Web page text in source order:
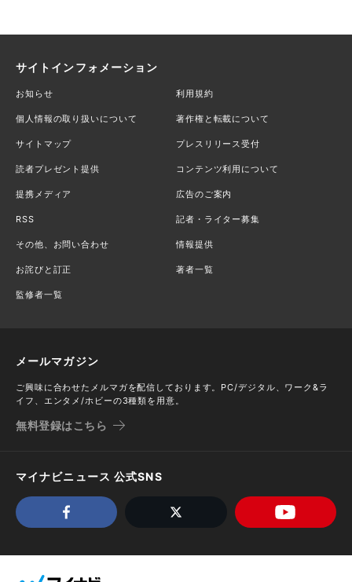
サイトインフォメーション
お知らせ 利用規約
個人情報の取り扱いについて 著作権と転載について
サイトマップ プレスリリース受付
読者プレゼント提供 コンテンツ利用について
提携メディア 広告のご案内
RSS 記者・ライター募集
その他、お問い合わせ 情報提供
お詫びと訂正 著者一覧
監修者一覧
メールマガジン
ご興味に合わせたメルマガを配信しております。PC/デジタル、ワーク&ラ
イフ、エンタメ/ホビーの3種類を用意。
無料登録はこちら
マイナビニュース 公式SNS